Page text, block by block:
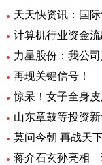
再现关键信号！
山东章鼓等投资
蒋介石玄孙亮相